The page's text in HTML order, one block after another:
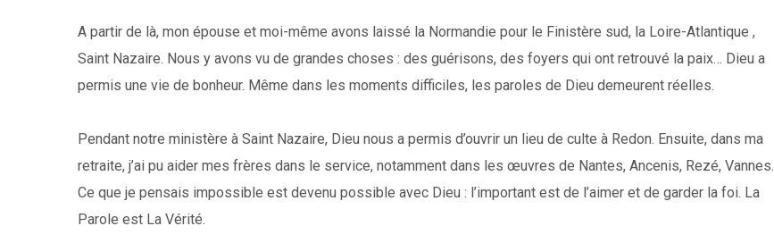
A partir de là, mon épouse et moi-même avons laissé la Normandie pour le Finistère sud, la Loire-Atlantique ,
Saint Nazaire. Nous y avons vu de grandes choses : des guérisons, des foyers qui ont retrouvé la paix… Dieu a
permis une vie de bonheur. Même dans les moments difficiles, les paroles de Dieu demeurent réelles.
Pendant notre ministère à Saint Nazaire, Dieu nous a permis d’ouvrir un lieu de culte à Redon. Ensuite, dans ma
retraite, j’ai pu aider mes frères dans le service, notamment dans les œuvres de Nantes, Ancenis, Rezé, Vannes.
Ce que je pensais impossible est devenu possible avec Dieu : l’important est de l’aimer et de garder la foi. La
Parole est La Vérité.